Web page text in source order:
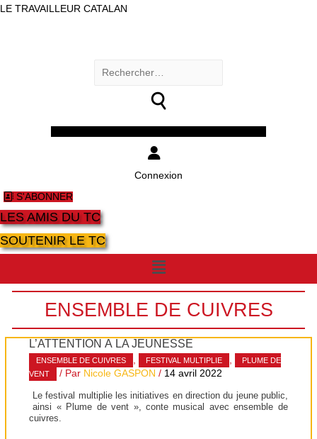
LE TRAVAILLEUR CATALAN
Rechercher :
Connexion
S'ABONNER
LES AMIS DU TC
SOUTENIR LE TC
Menu
ENSEMBLE DE CUIVRES
L’ATTENTION À LA JEUNESSE
ENSEMBLE DE CUIVRES , FESTIVAL MULTIPLIE ,
PLUME DE
VENT
/ Par Nicole GASPON / 14 avril 2022
Le festival multiplie les initiatives en direction du jeune public,
ainsi « Plume de vent », conte musical avec ensemble de
cuivres.